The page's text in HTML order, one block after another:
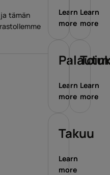
tämän
Learn
more
Learn
more
Learn
more
Learn
more
Takuu
Learn
more